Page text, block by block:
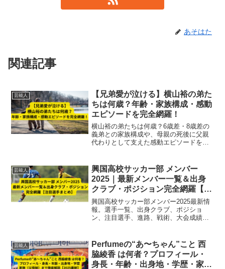
あそはた
関連記事
芸能人
【兄弟愛が泣ける】横山裕の弟た
ちは何歳？年齢・家族構成・感動
エピソードを完全網羅！
横山裕の弟たちは何歳？6歳差・8歳差の
義弟との家族構成や、母親の死後に父親
代わりとして支えた感動エピソードを徹
羅！
芸能人
興国高校サッカー部 メンバー
2025｜最新メンバー一覧＆出身
クラブ・ポジション完全網羅【注
目選手まとめ】
興国高校サッカー部メンバー2025最新情
報。選手一覧、出身クラブ、ポジショ
ン、注目選手、進路、戦術、大会成績ま
新】。
芸能人
Perfumeの“あ〜ちゃん”こと 西
脇綾香 は何者？プロフィール・
身長・年齢・出身地・学歴・家族